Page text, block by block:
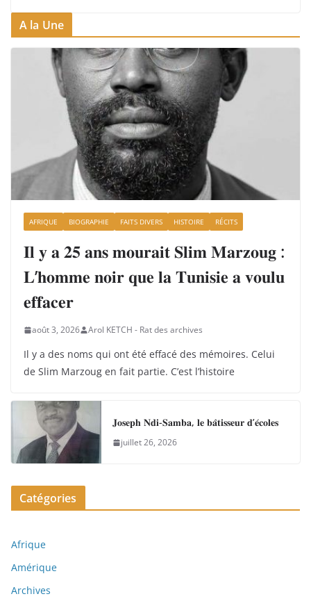
A la Une
AFRIQUE BIOGRAPHIE FAITS DIVERS HISTOIRE RÉCITS
𝐈𝐥 𝐲 𝐚 𝟐𝟓 𝐚𝐧𝐬 𝐦𝐨𝐮𝐫𝐚𝐢𝐭 𝐒𝐥𝐢𝐦 𝐌𝐚𝐫𝐳𝐨𝐮𝐠 :
𝐋’𝐡𝐨𝐦𝐦𝐞 𝐧𝐨𝐢𝐫 𝐪𝐮𝐞 𝐥𝐚 𝐓𝐮𝐧𝐢𝐬𝐢𝐞 𝐚 𝐯𝐨𝐮𝐥𝐮
𝐞𝐟𝐟𝐚𝐜𝐞𝐫
août 3, 2026 Arol KETCH - Rat des archives
Il y a des noms qui ont été effacé des mémoires. Celui
de Slim Marzoug en fait partie. C’est l’histoire
𝐉𝐨𝐬𝐞𝐩𝐡 𝐍𝐝𝐢-𝐒𝐚𝐦𝐛𝐚, 𝐥𝐞 𝐛𝐚̂𝐭𝐢𝐬𝐬𝐞𝐮𝐫 𝐝’𝐞́𝐜𝐨𝐥𝐞𝐬
juillet 26, 2026
Catégories
Afrique
Amérique
Archives